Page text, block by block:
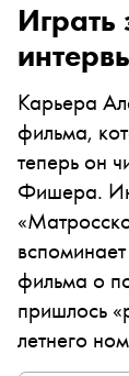
Карьера
фильма,
теперь он
Фишера.
фильма о
пришлось
летнего